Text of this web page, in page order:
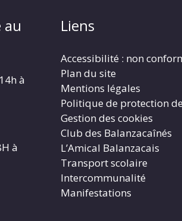
au
à
à
Liens
Accessibilité : non
Plan du site
Mentions légales
Politique de protection
Gestion des cookies
Club des Balanzacaînés
L’Amical Balanzacais
Transport scolaire
Intercommunalité
Manifestations